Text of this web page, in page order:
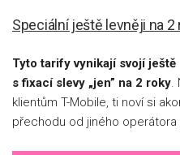
Speciální ještě levněji na 2
Tyto tarify vynikají svojí
s fixací slevy „jen” na 2 roky.
klientům T-Mobile, ti noví si
přechodu od jiného operátora